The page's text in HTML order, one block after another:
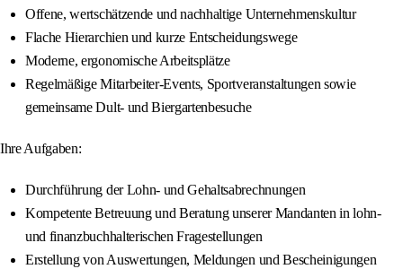
Offene, wertschätzende und nachhaltige Unternehmenskultur
Flache Hierarchien und kurze Entscheidungswege
Moderne, ergonomische Arbeitsplätze
Regelmäßige Mitarbeiter-Events, Sportveranstaltungen sowie
gemeinsame Dult- und Biergartenbesuche
Ihre Aufgaben:
Durchführung der Lohn- und Gehaltsabrechnungen
Kompetente Betreuung und Beratung unserer Mandanten in lohn-
und finanzbuchhalterischen Fragestellungen
Erstellung von Auswertungen, Meldungen und Bescheinigungen